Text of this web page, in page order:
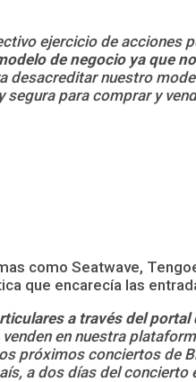
ejercicio de acciones
de negocio ya que
desacreditar nuestro
para comprar y
como Seatwave,
que encarecía las
a través del portal
en nuestra
próximos conciertos de
a dos días del concierto